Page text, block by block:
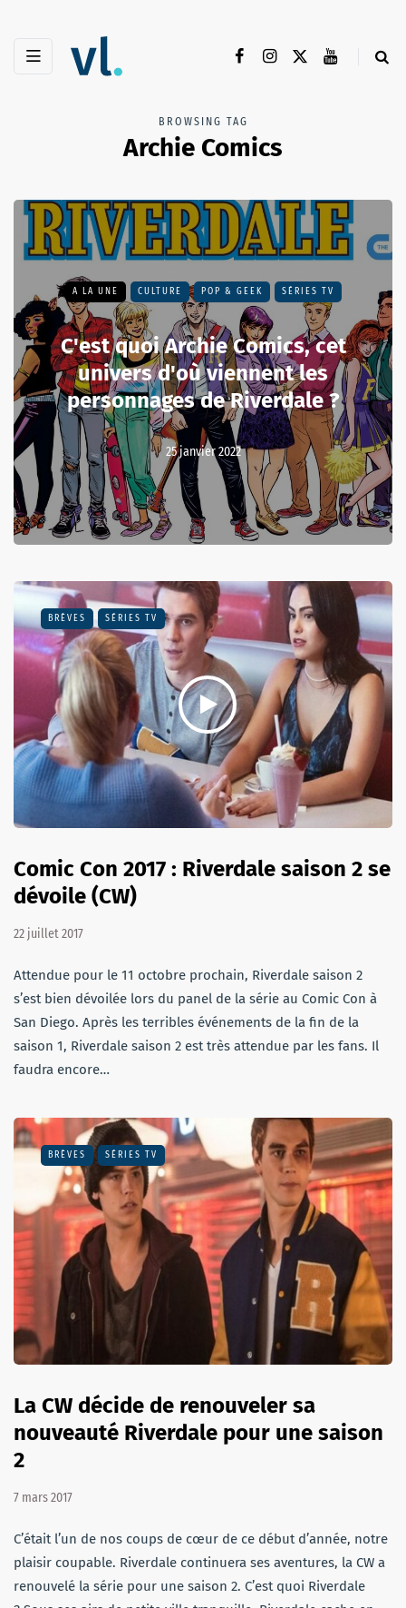
BROWSING TAG
Archie Comics
A LA UNE CULTURE POP & GEEK SÉRIES TV
C'est quoi Archie Comics, cet
univers d'où viennent les
personnages de Riverdale ?
25 janvier 2022
BRÈVES SÉRIES TV
Comic Con 2017 : Riverdale saison 2 se
dévoile (CW)
22 juillet 2017
Attendue pour le 11 octobre prochain, Riverdale saison 2
s’est bien dévoilée lors du panel de la série au Comic Con à
San Diego. Après les terribles événements de la fin de la
saison 1, Riverdale saison 2 est très attendue par les fans. Il
faudra encore…
BRÈVES SÉRIES TV
La CW décide de renouveler sa
nouveauté Riverdale pour une saison
2
7 mars 2017
C’était l’un de nos coups de cœur de ce début d’année, notre
plaisir coupable. Riverdale continuera ses aventures, la CW a
renouvelé la série pour une saison 2. C’est quoi Riverdale